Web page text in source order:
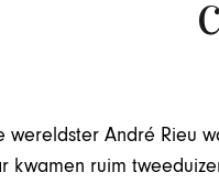
wereldster André Rieu
kwamen ruim